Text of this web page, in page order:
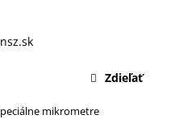
mikrometre
Zdieľať